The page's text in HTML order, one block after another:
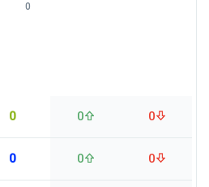
0 0 0
0 0 0
0